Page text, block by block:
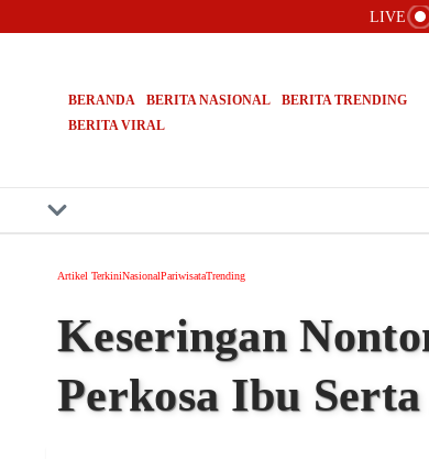
LIVE
BERANDA BERITA NASIONAL
BERITA TRENDING
BERITA VIRAL
Artikel TerkiniNasionalPariwisataTrending
Keseringan
Perkosa Ibu